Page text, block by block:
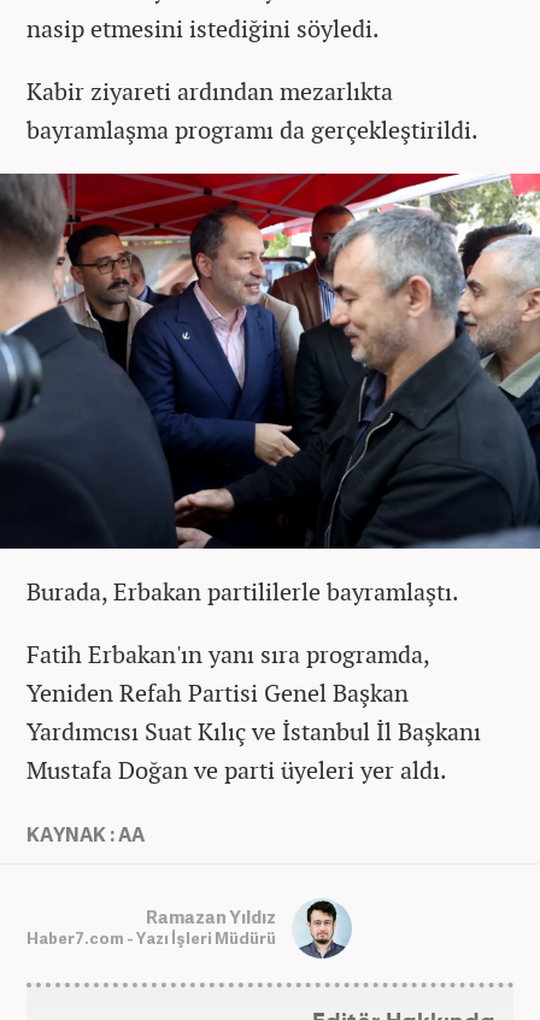
nasip etmesini istediğini söyledi.
Kabir ziyareti ardından mezarlıkta
bayramlaşma programı da gerçekleştirildi.
Burada, Erbakan partililerle bayramlaştı.
Fatih Erbakan'ın yanı sıra programda,
Yeniden Refah Partisi Genel Başkan
Yardımcısı Suat Kılıç ve İstanbul İl Başkanı
Mustafa Doğan ve parti üyeleri yer aldı.
KAYNAK : AA
Ramazan Yıldız
Haber7.com - Yazı İşleri Müdürü